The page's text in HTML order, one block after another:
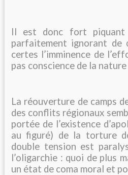
Il est donc fort piquant
parfaitement ignorant de
certes l’imminence de
pas conscience de la
La réouverture de camps
des conflits régionaux
portée de l’existence
au figuré) de la torture
double tension est
l’oligarchie : quoi de plus
un état de coma moral et